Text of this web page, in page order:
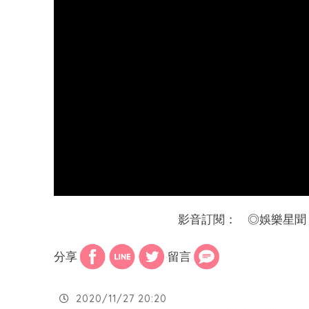
影音訂閱： ◎娛樂星聞
分享 留言
2020/11/27 20:20